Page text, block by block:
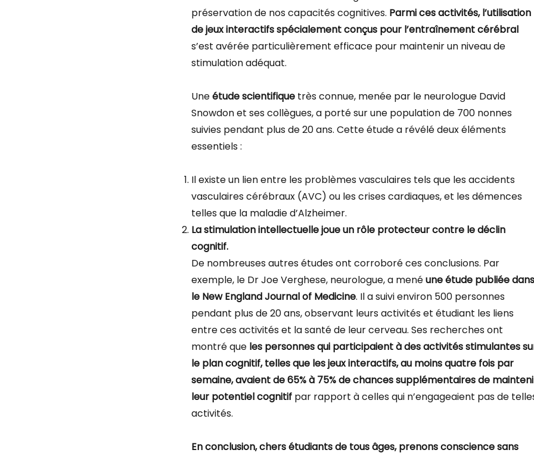
préservation de nos capacités cognitives. Parmi ces activités, l’utilisation
de jeux interactifs spécialement conçus pour l’entraînement cérébral
s’est avérée particulièrement efficace pour maintenir un niveau de
stimulation adéquat.
Uneétude scientifique très connue, menée par le neurologue David
Snowdon et ses collègues, a porté sur une population de 700 nonnes
suivies pendant plus de 20 ans. Cette étude a révélé deux éléments
essentiels :
Il existe un lien entre les problèmes vasculaires tels que les accidents
vasculaires cérébraux (AVC) ou les crises cardiaques, et les démences
telles que la maladie d’Alzheimer.
La stimulation intellectuelle joue un rôle protecteur contre le déclin
cognitif.
De nombreuses autres études ont corroboré ces conclusions. Par
exemple, le Dr Joe Verghese, neurologue, a menéune étude publiée dans
le New England Journal of Medicine. Il a suivi environ 500 personnes
pendant plus de 20 ans, observant leurs activités et étudiant les liens
entre ces activités et la santé de leur cerveau. Ses recherches ont
montré que les personnes qui participaient à des activités stimulantes
le plan cognitif, telles que les jeux interactifs, au moins quatre fois par
semaine, avaient de 65% à 75% de chances supplémentaires de
leur potentiel cognitif par rapport à celles qui n’engageaient pas de
activités.
En conclusion, chers étudiants de tous âges, prenons conscience sans